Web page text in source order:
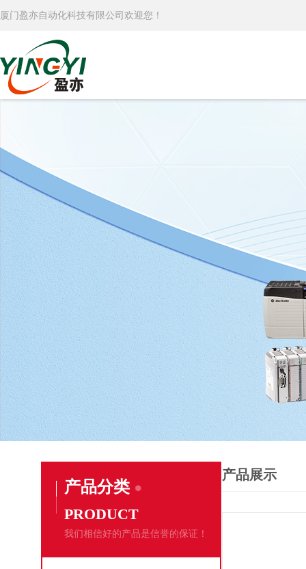
厦门盈亦自动化科技有限公司欢迎您！
产品分类
PRODUCT
我们相信好的产品是信誉的保证！
产品展示